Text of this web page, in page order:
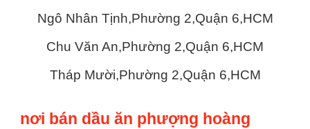
Ngô Nhân Tịnh,Phường 2,Quận 6,HCM
Chu Văn An,Phường 2,Quận 6,HCM
Tháp Mười,Phường 2,Quận 6,HCM
nơi bán dầu ăn phượng hoàng